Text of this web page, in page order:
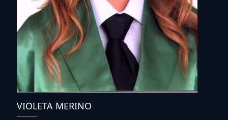
VIOLETA MERINO